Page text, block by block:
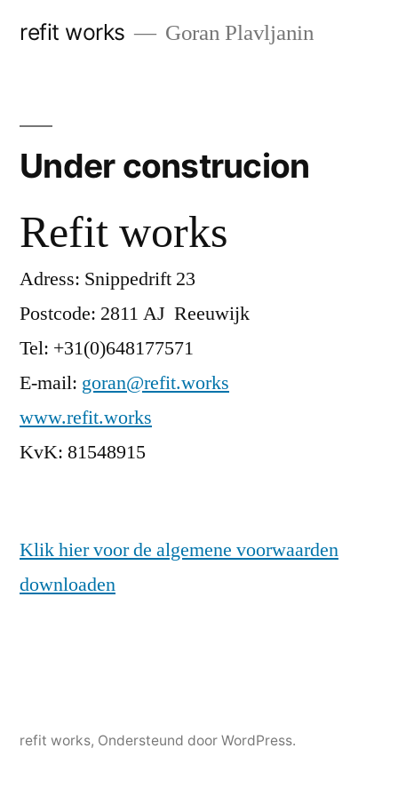
inhoud
refit works Goran Plavljanin
Under construcion
Refit works
Adress: Snippedrift 23
Postcode: 2811 AJ Reeuwijk
Tel: +31(0)648177571
E-mail: goran@refit.works
www.refit.works
KvK: 81548915
Klik hier voor de algemene voorwaarden
downloaden
refit works, Ondersteund door WordPress.